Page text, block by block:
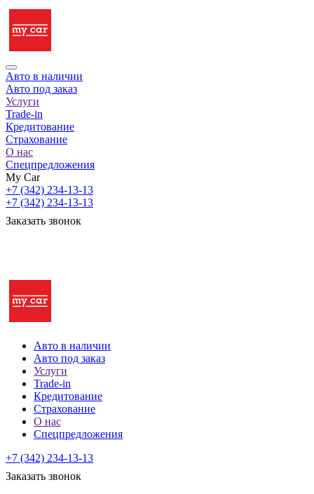
Авто в наличии
Авто под заказ
Услуги
Trade-in
Кредитование
Страхование
О нас
Спецпредложения
My Car
+7 (342) 234-13-13
+7 (342) 234-13-13
Заказать звонок
Авто в наличии
Авто под заказ
Услуги
Trade-in
Кредитование
Страхование
О нас
Спецпредложения
+7 (342) 234-13-13
Заказать звонок